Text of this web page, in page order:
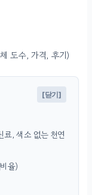
[닫기]
료, 색소 없는 천연
율)